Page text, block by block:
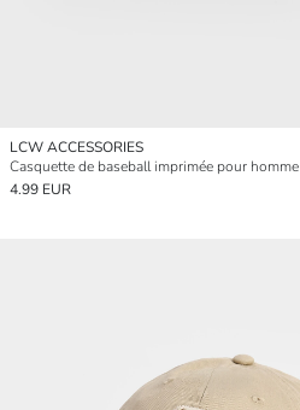
LCW ACCESSORIES
Casquette de baseball imprimée pour homme
4.99 EUR